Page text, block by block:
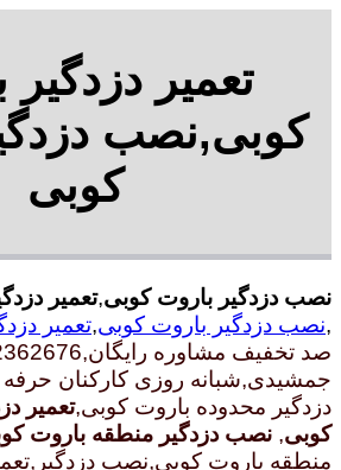
تعمیر دزدگیر
کوبی,نصب
کوبی
نصب دزدگیر باروت کوبی,تعمیر
,نصب دزدگیر باروت کوبی,تعمیر
جمشیدی,شبانه روزی کارکنان
دزدگیر محدوده باروت کوبی,تعمیر
کوبی, نصب دزدگیر منطقه باروت
منطقه باروت کوبی,نصب